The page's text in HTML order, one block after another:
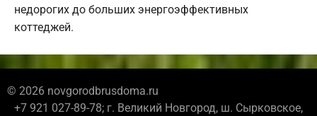
недорогих до больших энергоэффективных
коттеджей.
© 2026 novgorodbrusdoma.ru
+7 921 027-89-78; г. Великий Новгород, ш. Сырковское,